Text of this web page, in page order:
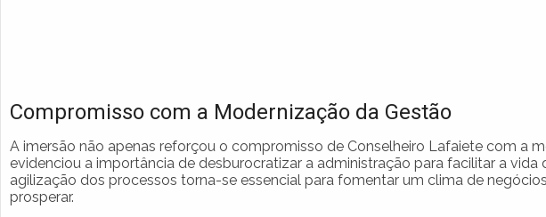
Compromisso com a Modernização da Gestão
A imersão não apenas reforçou o compromisso de Conselheiro Lafaiete com a
evidenciou a importância de desburocratizar a administração para facilitar a vida
agilização dos processos torna-se essencial para fomentar um clima de
prosperar.